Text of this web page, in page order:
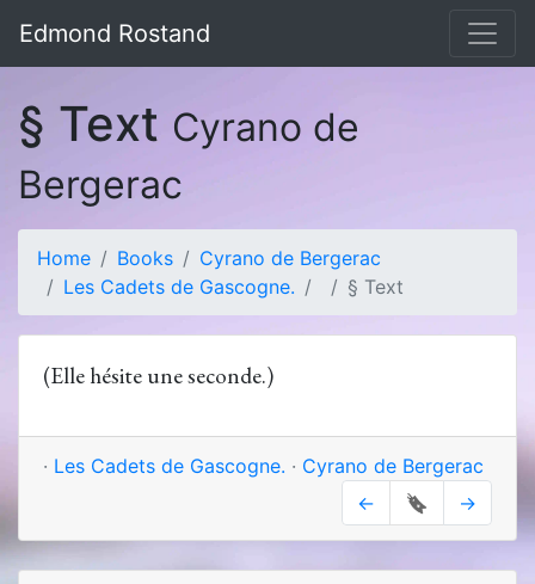
Edmond Rostand
§ Text Cyrano de
Bergerac
Home Books
Cyrano de Bergerac
Les Cadets de Gascogne.
§ Text
(Elle hésite une seconde.)
· Les Cadets de Gascogne. · Cyrano de Bergerac
←
🔖 →